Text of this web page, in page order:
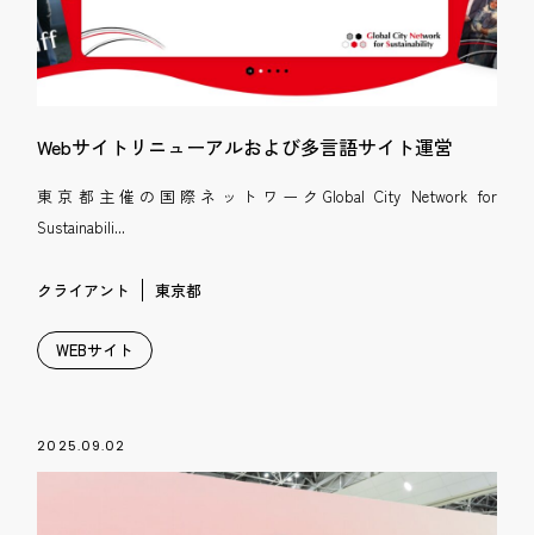
Webサイトリニューアルおよび多言語サイト運営
東京都主催の国際ネットワークGlobal City Network for
Sustainabili...
クライアント 東京都
WEBサイト
2025.09.02